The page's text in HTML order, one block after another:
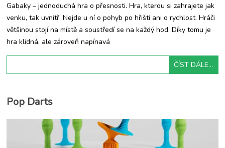
Gabaky – jednoduchá hra o přesnosti. Hra, kterou si zahrajete jak
venku, tak uvnitř. Nejde u ní o pohyb po hřišti ani o rychlost. Hráči
většinou stojí na místě a soustředí se na každý hod. Díky tomu je
hra klidná, ale zároveň napínavá
ČÍST DÁLE...
Pop Darts